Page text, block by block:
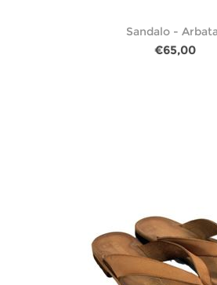
Sandalo -
€65,00